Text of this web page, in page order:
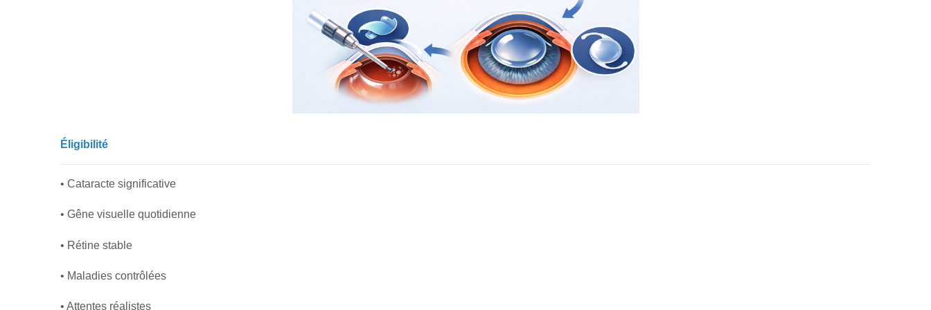
Éligibilité
• Cataracte significative
• Gêne visuelle quotidienne
• Rétine stable
• Maladies contrôlées
• Attentes réalistes